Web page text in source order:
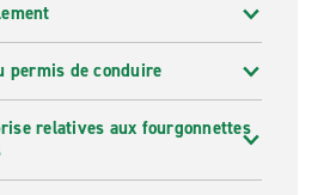
permis de conduire
relatives aux fourgonnettes